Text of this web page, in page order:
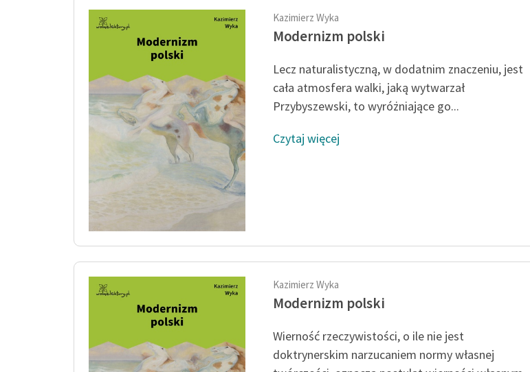
Kazimierz Wyka
Modernizm polski
Lecz naturalistyczną, w dodatnim znaczeniu, jest
cała atmosfera walki, jaką wytwarzał
Przybyszewski, to wyróżniające go...
Czytaj więcej
Kazimierz Wyka
Modernizm polski
Wierność rzeczywistości, o ile nie jest
doktrynerskim narzucaniem normy własnej